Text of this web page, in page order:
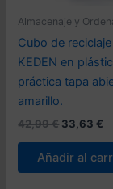
Almacenaje y
Cubo de
KEDEN en
práctica tapa
amarillo.
42,99€ El
original
era:
33,63 €
Añadir al